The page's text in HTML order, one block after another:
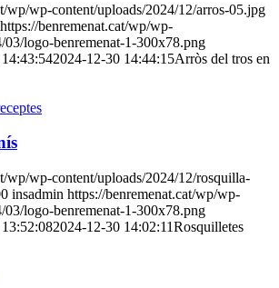
wp/wp-content/uploads/2024/12/arros-05.jpg
https://benremenat.cat/wp/wp-
03/logo-benremenat-1-300x78.png
2024-12-30 14:44:15Arròs del tros en
wp/wp-content/uploads/2024/12/rosquilla-
insadmin https://benremenat.cat/wp/wp-
03/logo-benremenat-1-300x78.png
2024-12-30 14:02:11Rosquilletes